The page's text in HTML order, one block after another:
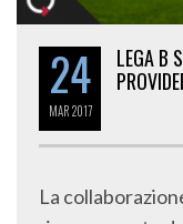
24
MAR2017
LEGA B
La